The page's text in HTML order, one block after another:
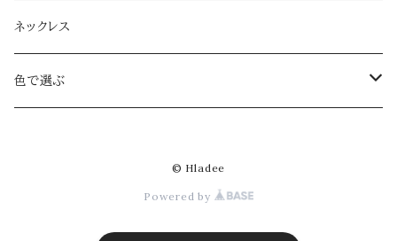
ハーフムーン L/M
アイボリー
ドロップ大
ネックレス
色で選ぶ
© Hladee
Powered by